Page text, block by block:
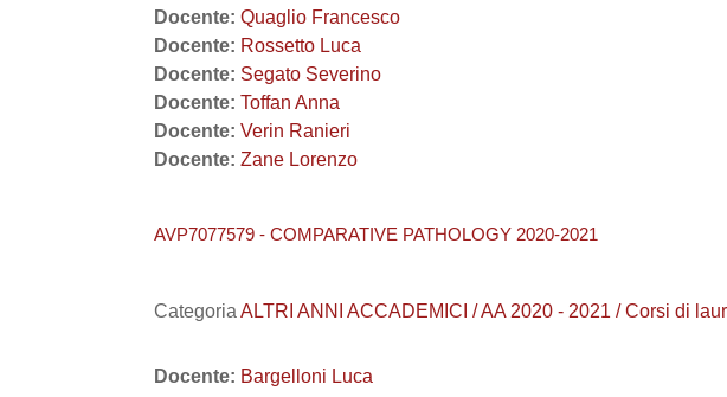
Docente: Quaglio Francesco
Docente: Rossetto Luca
Docente: Segato Severino
Docente: Toffan Anna
Docente: Verin Ranieri
Docente: Zane Lorenzo
AVP7077579 - COMPARATIVE PATHOLOGY 2020-2021
Categoria ALTRI ANNI ACCADEMICI / AA 2020 - 2021 / Corsi di
Docente: Bargelloni Luca